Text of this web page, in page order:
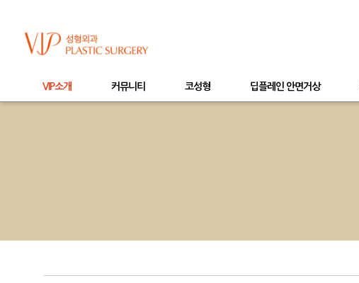
VIP소개 커뮤니티 코성형 딥플레인 안면거상